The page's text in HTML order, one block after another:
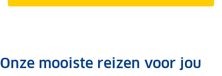
.Onze mooiste reizen voor jou